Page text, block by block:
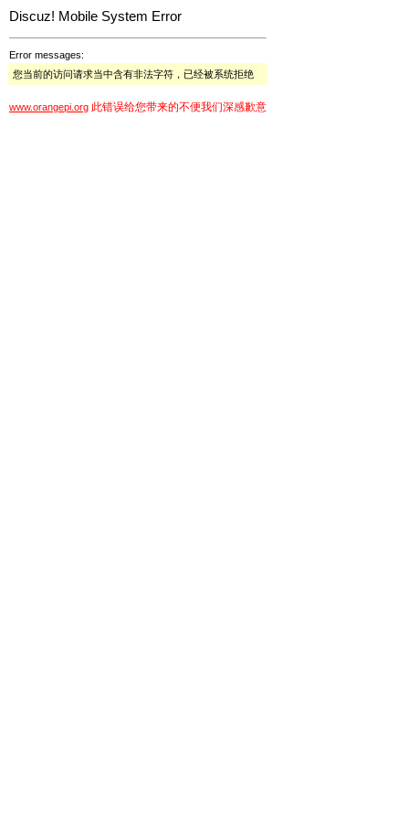
Discuz! Mobile System Error
Error messages:
您当前的访问请求当中含有非法字符，已经被系统拒绝
www.orangepi.org 此错误给您带来的不便我们深感歉意